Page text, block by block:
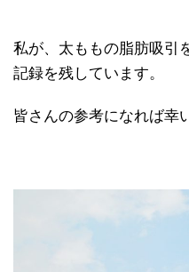
私が、太ももの脂肪吸引
記録を残しています。
皆さんの参考になれば幸